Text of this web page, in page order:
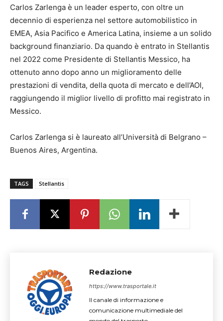
Carlos Zarlenga è un leader esperto, con oltre un
decennio di esperienza nel settore automobilistico in
EMEA, Asia Pacifico e America Latina, insieme a un solido
background finanziario. Da quando è entrato in Stellantis
nel 2022 come Presidente di Stellantis Messico, ha
ottenuto anno dopo anno un miglioramento delle
prestazioni di vendita, della quota di mercato e dell’AOI,
raggiungendo il miglior livello di profitto mai registrato in
Messico.
Carlos Zarlenga si è laureato all’Università di Belgrano –
Buenos Aires, Argentina.
TAGS Stellantis
Redazione
https://www.trasportale.it
Il canale di informazione e
comunicazione multimediale del